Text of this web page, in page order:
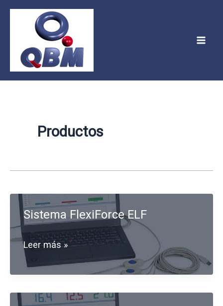
Productos
Sistema FlexiForce ELF
Sistema
FlexiForce
Leer más »
Paginación